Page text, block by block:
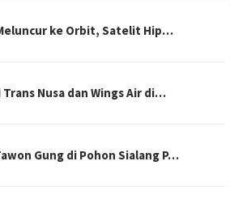
ke Orbit, Satelit Hip…
Nusa dan Wings Air di…
Gung di Pohon Sialang P…